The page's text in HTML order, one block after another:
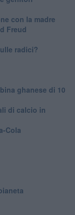
con la madre
Freud
radici?
ghanese di 10
di calcio in
Cola